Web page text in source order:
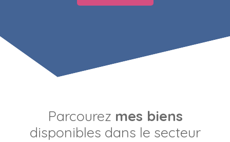
Parcourez mes biens
disponibles dans le secteur